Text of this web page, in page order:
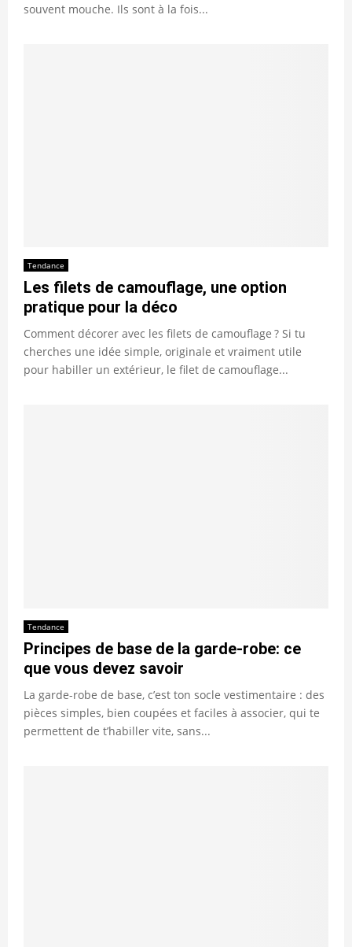
souvent mouche. Ils sont à la fois...
Tendance
Les filets de camouflage, une option
pratique pour la déco
Comment décorer avec les filets de camouflage ? Si tu
cherches une idée simple, originale et vraiment utile
pour habiller un extérieur, le filet de camouflage...
Tendance
Principes de base de la garde-robe: ce
que vous devez savoir
La garde-robe de base, c’est ton socle vestimentaire : des
pièces simples, bien coupées et faciles à associer, qui te
permettent de t’habiller vite, sans...